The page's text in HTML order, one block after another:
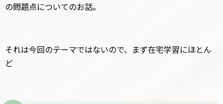
の問題点についてのお話。
それは今回のテーマではないので、まず在宅学習にほとん
ど